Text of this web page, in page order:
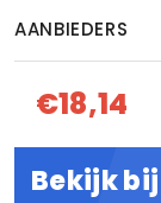
AANBIEDERS
€18,14
Bekijk